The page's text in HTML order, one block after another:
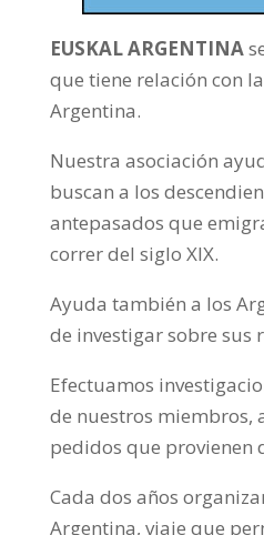
EUSKAL ARGENTINA
que tiene relación con
Argentina.
Nuestra asociación
buscan a los
antepasados que
correr del siglo XIX.
Ayuda también a los
de investigar sobre sus
Efectuamos
de nuestros miembros,
pedidos que provienen
Cada dos años
Argentina, viaje que